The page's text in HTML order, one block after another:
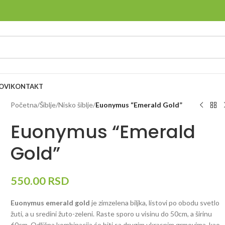
KONTAKT
Početna/Šiblje/Nisko šiblje/Euonymus “Emerald Gold”
Euonymus “Emerald
Gold”
550.00 RSD
Euonymus emerald goldje zimzelena biljka, listovi po obodu svetlo
žuti, a u sredini žuto-zeleni. Raste sporo u visinu do 50cm, a širinu